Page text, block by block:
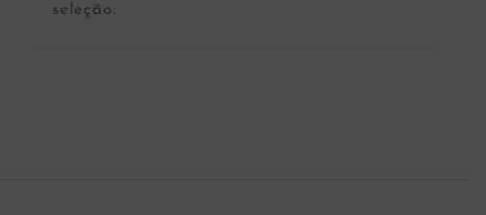
seleção.